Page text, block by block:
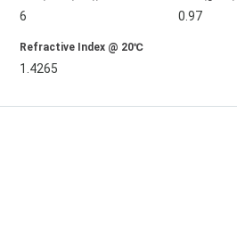
6 0.97
Refractive Index @ 20℃
1.4265